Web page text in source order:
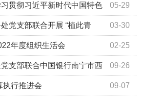
族自治区图书馆联合开展主题党日活
05-29
贯彻习近平新时代中国特色
读书学习会 03-30
党支部联合开展 “植此青
主题党日活动 02-25
年度组织生活会
09-26
支部联合中国银行南宁市西
题党日活动 09-07
执行推进会